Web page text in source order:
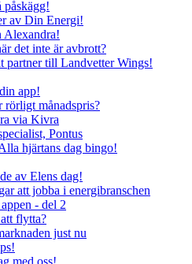
påskägg!
av Din Energi!
Alexandra!
det inte är avbrott?
partner till Landvetter Wings!
app!
rörligt månadspris?
via Kivra
Pontus
hjärtans dag bingo!
av Elens dag!
att jobba i energibranschen
- del 2
flytta?
just nu
med oss!